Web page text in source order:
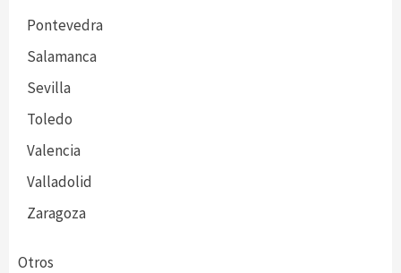
Pontevedra
Salamanca
Sevilla
Toledo
Valencia
Valladolid
Zaragoza
Otros